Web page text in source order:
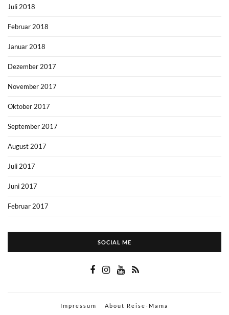
Juli 2018
Februar 2018
Januar 2018
Dezember 2017
November 2017
Oktober 2017
September 2017
August 2017
Juli 2017
Juni 2017
Februar 2017
SOCIAL ME
Impressum About Reise-Mama